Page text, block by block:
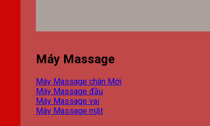
Máy Massage
Máy Massage chân
Máy Massage đầu
Máy Massage vai
Máy Massage mặt